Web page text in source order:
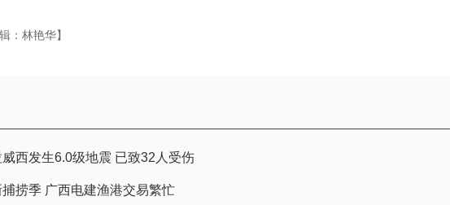
辑：林艳华】
西发生6.0级地震 已致32人受伤
捞季 广西电建渔港交易繁忙